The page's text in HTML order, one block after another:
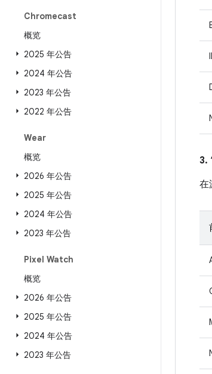
Chromecast
概览
2025 年公告
2024 年公告
2023 年公告
2022 年公告
Wear
概览
2026 年公告
2025 年公告
2024 年公告
2023 年公告
Pixel Watch
概览
2026 年公告
2025 年公告
2024 年公告
2023 年公告
3.
在